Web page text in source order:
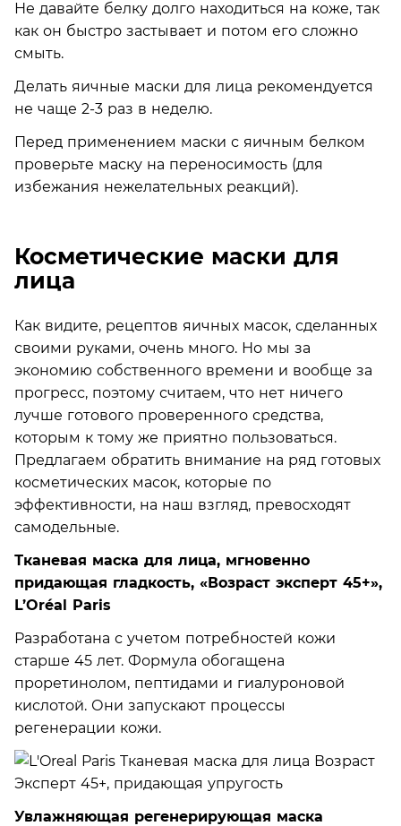
Не давайте белку долго находиться на коже, так
как он быстро застывает и потом его сложно
смыть.
Делать яичные маски для лица рекомендуется
не чаще 2-3 раз в неделю.
Перед применением маски с яичным белком
проверьте маску на переносимость (для
избежания нежелательных реакций).
Косметические маски для
лица
Как видите, рецептов яичных масок, сделанных
своими руками, очень много. Но мы за
экономию собственного времени и вообще за
прогресс, поэтому считаем, что нет ничего
лучше готового проверенного средства,
которым к тому же приятно пользоваться.
Предлагаем обратить внимание на ряд готовых
косметических масок, которые по
эффективности, на наш взгляд, превосходят
самодельные.
Тканевая маска для лица, мгновенно
придающая гладкость, «Возраст эксперт 45+»,
L’Oréal Paris
Разработана с учетом потребностей кожи
старше 45 лет. Формула обогащена
проретинолом, пептидами и гиалуроновой
кислотой. Они запускают процессы
регенерации кожи.
Увлажняющая регенерирующая маска